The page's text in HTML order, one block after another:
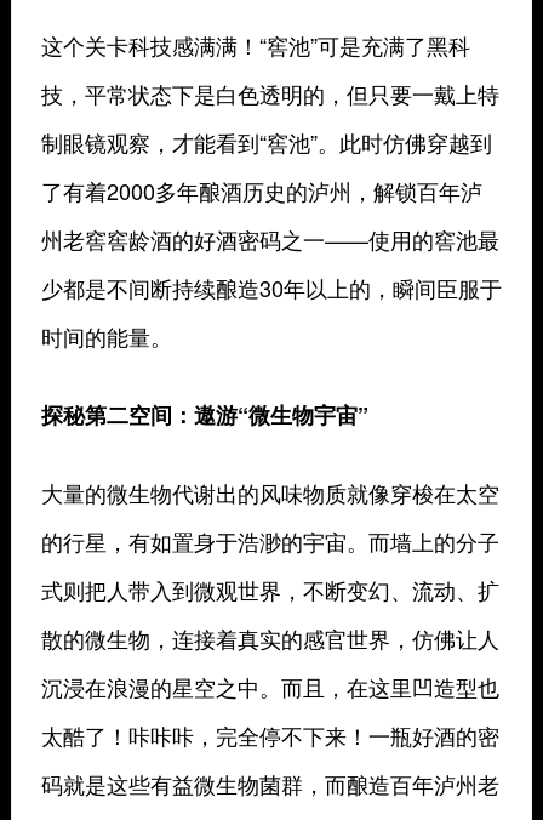
这个关卡科技感满满！“窖池”可是充满了黑科
技，平常状态下是白色透明的，但只要一戴上特
制眼镜观察，才能看到“窖池”。此时仿佛穿越到
了有着2000多年酿酒历史的泸州，解锁百年泸
州老窖窖龄酒的好酒密码之一——使用的窖池最
少都是不间断持续酿造30年以上的，瞬间臣服于
时间的能量。
探秘第二空间：遨游“微生物宇宙”
大量的微生物代谢出的风味物质就像穿梭在太空
的行星，有如置身于浩渺的宇宙。而墙上的分子
式则把人带入到微观世界，不断变幻、流动、扩
散的微生物，连接着真实的感官世界，仿佛让人
沉浸在浪漫的星空之中。而且，在这里凹造型也
太酷了！咔咔咔，完全停不下来！一瓶好酒的密
码就是这些有益微生物菌群，而酿造百年泸州老